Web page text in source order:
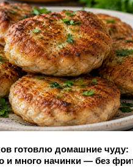
готовлю домашние чуду:
и много начинки — без